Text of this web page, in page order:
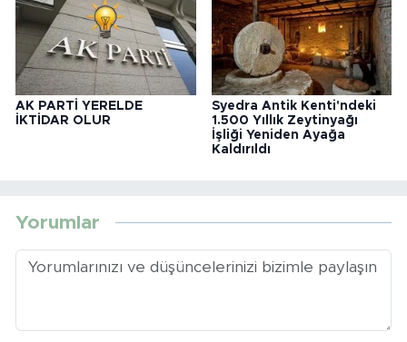
AK PARTİ YERELDE
İKTİDAR OLUR
Syedra Antik Kenti'ndeki
1.500 Yıllık Zeytinyağı
İşliği Yeniden Ayağa
Kaldırıldı
Yorumlar